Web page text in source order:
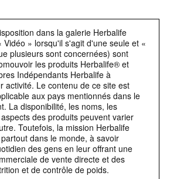
dans la galerie Herbalife
Vidéo » lorsqu'il s'agit d'une seule et «
plusieurs sont concernées) sont
les produits Herbalife® et
Indépendants Herbalife à
activité. Le contenu de ce site est
aux pays mentionnés dans le
La disponibilité, les noms, les
des produits peuvent varier
Toutefois, la mission Herbalife
dans le monde, à savoir
des gens en leur offrant une
de vente directe et des
et de contrôle de poids.
RGPD va plus loinque les concepts de base de la
droits individuels relatifs aux données personnelles.